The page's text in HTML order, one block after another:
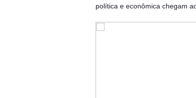
política e econômica chegam